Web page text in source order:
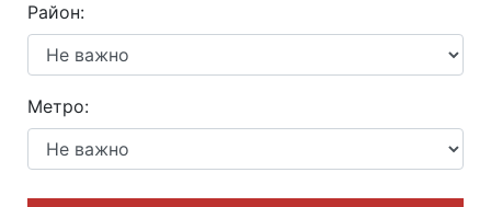
Район:
Метро: